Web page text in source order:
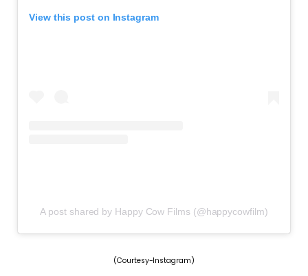
View this post on Instagram
A post shared by Happy Cow Films (@happycowfilm)
(Courtesy-Instagram)